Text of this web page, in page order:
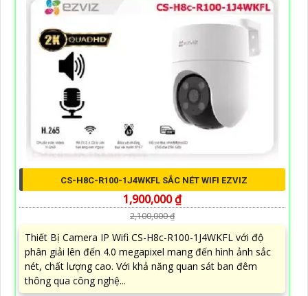
CS-H8C-R100-1J4WKFL SẮC NÉT WIFI EZVIZ
1,900,000 ₫
2,100,000 ₫
Thiết Bị Camera IP Wifi CS-H8c-R100-1J4WKFL với độ
phân giải lên đến 4.0 megapixel mang đến hình ảnh sắc
nét, chất lượng cao. Với khả năng quan sát ban đêm
thông qua công nghệ...